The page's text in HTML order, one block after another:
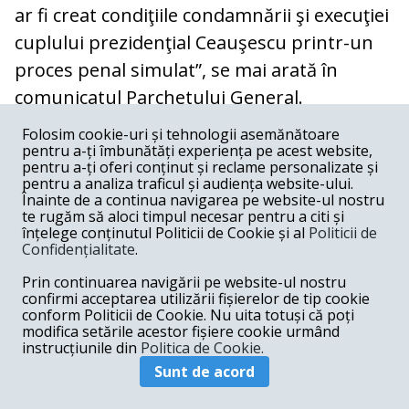
ar fi creat condiţiile condamnării şi execuţiei
cuplului prezidenţial Ceauşescu printr-un
proces penal simulat”, se mai arată în
comunicatul Parchetului General.
Cum ar fi intervenitIosif Rus,fost
comandant al Aviaţiei Militare
Probatoriul administrat în cauză relevă că
Ion Iliescu şi Gelu Voican Voiculescu ar fi
„dezinformat în mod direct prin apariţiile
televizate şi emiterea de comunicate de
presă (contribuind astfel la instaurarea
unei psihoze generalizate a terorismului),
ar fi participat la dezinformarea şi
Folosim cookie-uri și tehnologii asemănătoare
pentru a-ți îmbunătăți experiența pe acest website,
pentru a-ți oferi conținut și reclame personalizate și
pentru a analiza traficul și audiența website-ului.
Înainte de a continua navigarea pe website-ul nostru
te rugăm să aloci timpul necesar pentru a citi și
înțelege conținutul Politicii de Cookie și al Politicii de
Confidențialitate.
Prin continuarea navigării pe website-ul nostru
confirmi acceptarea utilizării fișierelor de tip cookie
conform Politicii de Cookie. Nu uita totuși că poți
modifica setările acestor fișiere cookie urmând
instrucțiunile din Politica de Cookie.
Sunt de acord